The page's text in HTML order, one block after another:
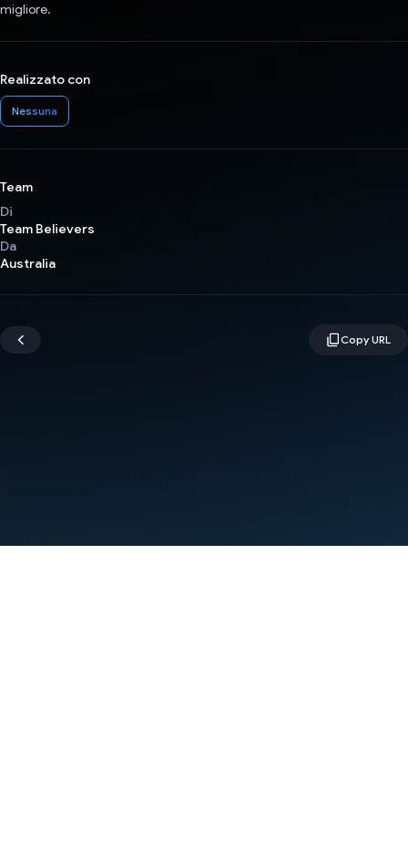
migliore.
Realizzato con
Nessuna
Team
Di
Team Believers
Da
Australia